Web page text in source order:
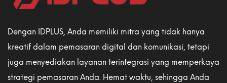
Dengan IDPLUS, Anda memiliki mitra yang tidak hanya
kreatif dalam pemasaran digital dan komunikasi, tetapi
juga menyediakan layanan terintegrasi yang memperkaya
strategi pemasaran Anda. Hemat waktu, sehingga Anda